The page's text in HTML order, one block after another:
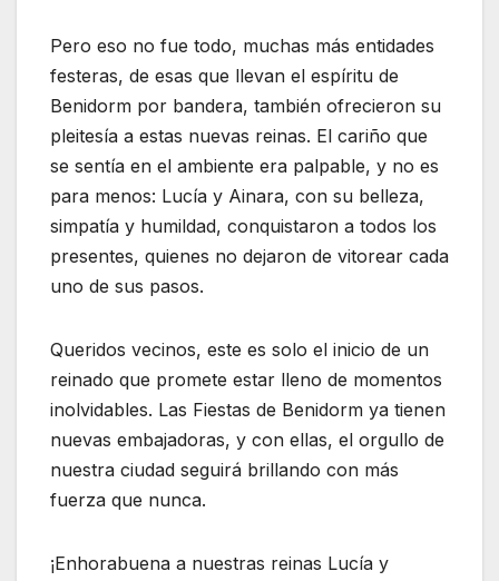
Pero eso no fue todo, muchas más entidades
festeras, de esas que llevan el espíritu de
Benidorm por bandera, también ofrecieron su
pleitesía a estas nuevas reinas. El cariño que
se sentía en el ambiente era palpable, y no es
para menos: Lucía y Ainara, con su belleza,
simpatía y humildad, conquistaron a todos los
presentes, quienes no dejaron de vitorear cada
uno de sus pasos.
Queridos vecinos, este es solo el inicio de un
reinado que promete estar lleno de momentos
inolvidables. Las Fiestas de Benidorm ya tienen
nuevas embajadoras, y con ellas, el orgullo de
nuestra ciudad seguirá brillando con más
fuerza que nunca.
¡Enhorabuena a nuestras reinas Lucía y